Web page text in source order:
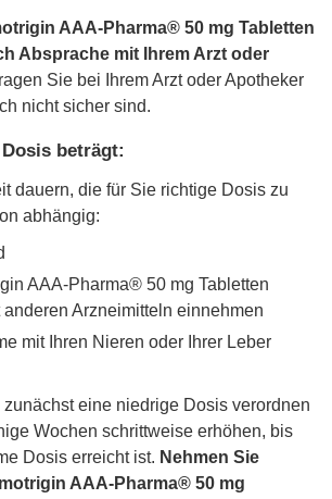
AAA-Pharma® 50 mg Tabletten
Absprache mit Ihrem Arzt oder
Sie bei Ihrem Arzt oder Apotheker
nicht sicher sind.
beträgt:
dauern, die für Sie richtige Dosis zu
abhängig:
AAA-Pharma® 50 mg Tabletten
anderen Arzneimitteln einnehmen
mit Ihren Nieren oder Ihrer Leber
zunächst eine niedrige Dosis verordnen
Wochen schrittweise erhöhen, bis
Dosis erreicht ist. Nehmen Sie
AAA-Pharma® 50 mg